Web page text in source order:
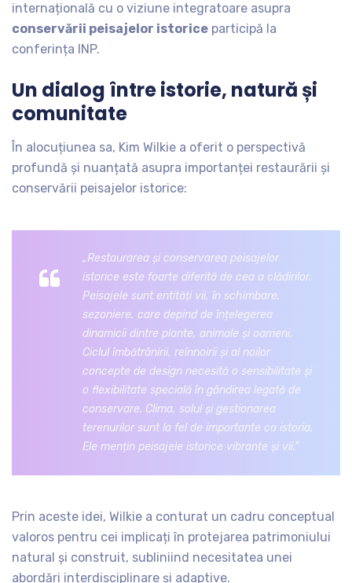
internațională cu o viziune integratoare asupra
conservării peisajelor istorice participă la
conferința INP.
Un dialog între istorie, natură și
comunitate
În alocuțiunea sa, Kim Wilkie a oferit o perspectivă
profundă și nuanțată asupra importanței restaurării și
conservării peisajelor istorice:
„Restaurarea și conservarea peisajelor
istorice este foarte diferită de cea a clădirilor.
Peisajele sunt entități vii, în schimbare,
sezoniere, care depind de înțelegerea
dinamicii dintre plante, animale și oameni.
Ciclul îmbătrânirii, reînnoirii și al noilor
concepte de design necesită o sensibilitate și
o flexibilitate specială în gândirea legată de
conservare. Clima, solul și gestionarea
terenurilor sunt la fel de importante ca istoria.
Ele mențin peisajele istorice vibrante și vii.”
Prin aceste idei, Wilkie a conturat un cadru conceptual
valoros pentru cei implicați în protejarea patrimoniului
natural și construit, subliniind necesitatea unei
abordări interdisciplinare și adaptive.